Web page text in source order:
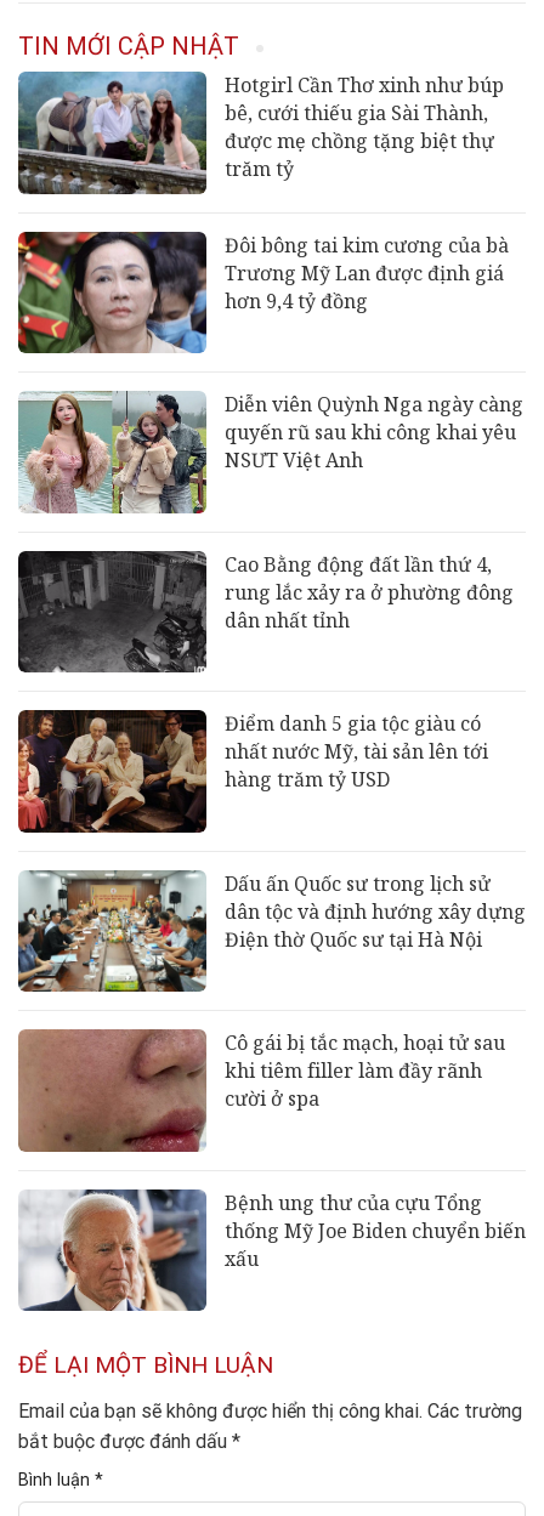
sau
TIN MỚI CẬP NHẬT
Hotgirl Cần Thơ xinh như búp
bê, cưới thiếu gia Sài Thành,
được mẹ chồng tặng biệt thự
trăm tỷ
Đôi bông tai kim cương của bà
Trương Mỹ Lan được định giá
hơn 9,4 tỷ đồng
Diễn viên Quỳnh Nga ngày càng
quyến rũ sau khi công khai yêu
NSƯT Việt Anh
Cao Bằng động đất lần thứ 4,
rung lắc xảy ra ở phường đông
dân nhất tỉnh
Điểm danh 5 gia tộc giàu có
nhất nước Mỹ, tài sản lên tới
hàng trăm tỷ USD
Dấu ấn Quốc sư trong lịch sử
dân tộc và định hướng xây dựng
Điện thờ Quốc sư tại Hà Nội
Cô gái bị tắc mạch, hoại tử sau
khi tiêm filler làm đầy rãnh
cười ở spa
Bệnh ung thư của cựu Tổng
thống Mỹ Joe Biden chuyển biến
xấu
ĐỂ LẠI MỘT BÌNH LUẬN
Email của bạn sẽ không được hiển thị công khai. Các trường
bắt buộc được đánh dấu *
Bình luận *